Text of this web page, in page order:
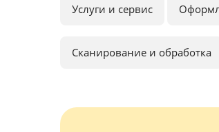
Услуги и сервис
Сканирование и обработка